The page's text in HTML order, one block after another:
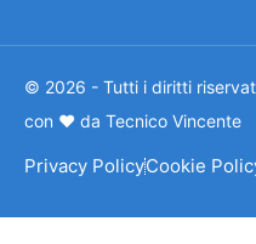
© 2026 - Tutti i diritti
con ❤ da Tecnico Vincente
Privacy PolicyCookie